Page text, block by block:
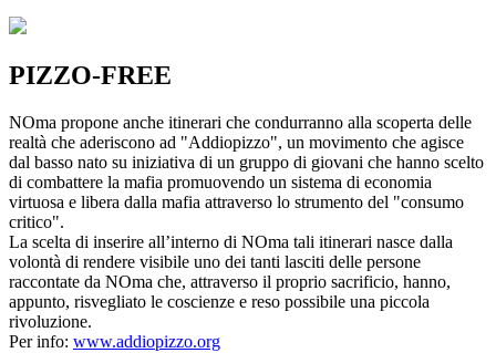
PIZZO-FREE
NOma propone anche itinerari che condurranno alla scoperta delle
realtà che aderiscono ad "Addiopizzo", un movimento che agisce
dal basso nato su iniziativa di un gruppo di giovani che hanno scelto
di combattere la mafia promuovendo un sistema di economia
virtuosa e libera dalla mafia attraverso lo strumento del "consumo
critico".
La scelta di inserire all’interno di NOma tali itinerari nasce dalla
volontà di rendere visibile uno dei tanti lasciti delle persone
raccontate da NOma che, attraverso il proprio sacrificio, hanno,
appunto, risvegliato le coscienze e reso possibile una piccola
rivoluzione.
Per info: www.addiopizzo.org